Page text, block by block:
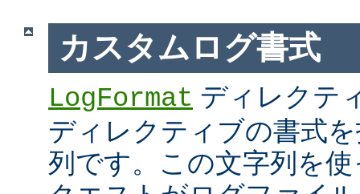
カスタムログ書式
LogFormat ディレクテ
ディレクティブの書式
列です。この文字列を